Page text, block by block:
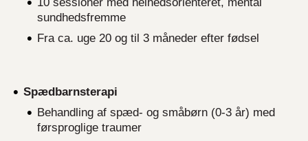
sundhedsfremme
Fra ca. uge 20 og til 3 måneder efter fødsel
Spædbarnsterapi
Behandling af spæd- og småbørn (0-3 år) med
førsproglige traumer